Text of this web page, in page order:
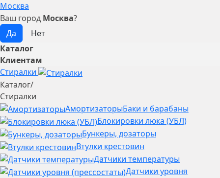
Москва
Ваш город Москва?
Каталог
Клиентам
Стиралки
Каталог/
Стиралки
АмортизаторыБаки и барабаны
Блокировки люка (УБЛ)
Бункеры, дозаторы
Втулки крестовин
Датчики температуры
Датчики уровня